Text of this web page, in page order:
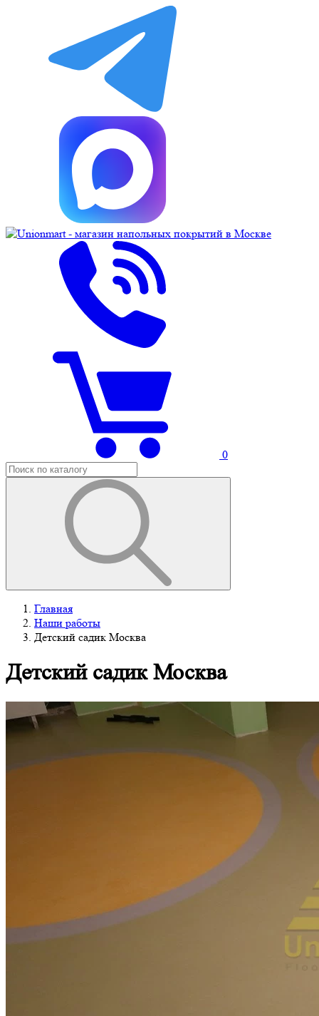
0
Главная
Наши работы
Детский садик Москва
Детский садик Москва